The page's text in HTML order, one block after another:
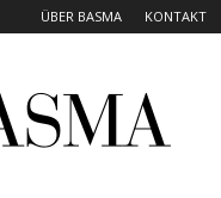
ÜBER BASMA KONTAKT